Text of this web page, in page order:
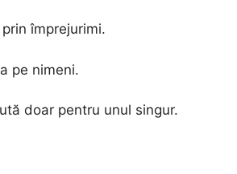
împrejurimi.
pe nimeni.
doar pentru unul singur.